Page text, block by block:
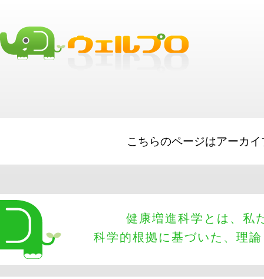
こちらのページはアーカ
健康増進科学とは、私
科学的根拠に基づいた、理